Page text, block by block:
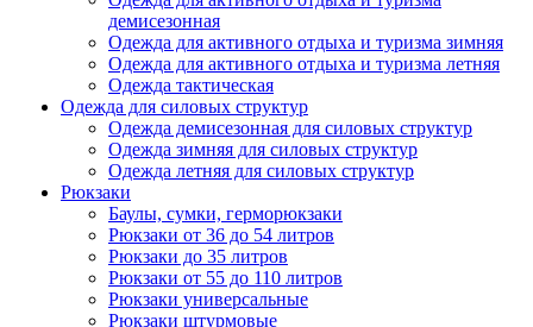
демисезонная
Одежда для активного отдыха и туризма зимняя
Одежда для активного отдыха и туризма летняя
Одежда тактическая
Одежда для силовых структур
Одежда демисезонная для силовых структур
Одежда зимняя для силовых структур
Одежда летняя для силовых структур
Рюкзаки
Баулы, сумки, герморюкзаки
Рюкзаки от 36 до 54 литров
Рюкзаки до 35 литров
Рюкзаки от 55 до 110 литров
Рюкзаки универсальные
Рюкзаки штурмовые